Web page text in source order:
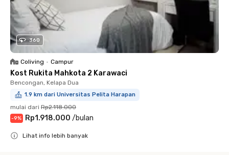
360
Coliving • Campur
Kost Rukita Mahkota 2 Karawaci
Bencongan, Kelapa Dua
1.9 km dari Universitas Pelita Harapan
mulai dari Rp2.118.000
-9% Rp1.918.000 /bulan
Lihat info lebih banyak